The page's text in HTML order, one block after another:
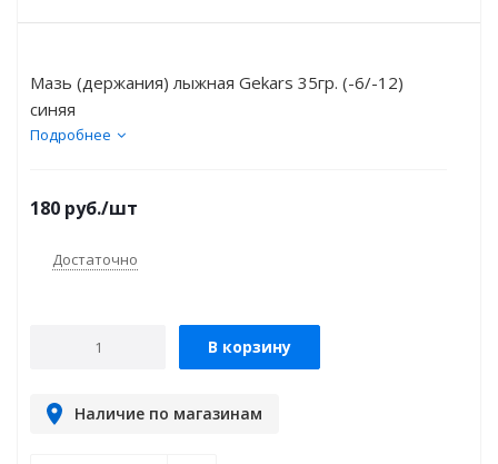
Мазь (держания) лыжная Gekars 35гр. (-6/-12)
синяя
Подробнее
180 руб./шт
Достаточно
В корзину
Наличие по магазинам